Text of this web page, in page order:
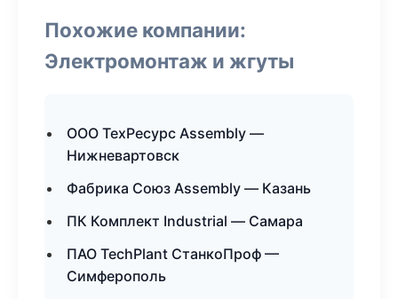
Похожие компании:
Электромонтаж и жгуты
ООО ТехРесурс Assembly —
Нижневартовск
Фабрика Союз Assembly — Казань
ПК Комплект Industrial — Самара
ПАО TechPlant СтанкоПроф —
Симферополь